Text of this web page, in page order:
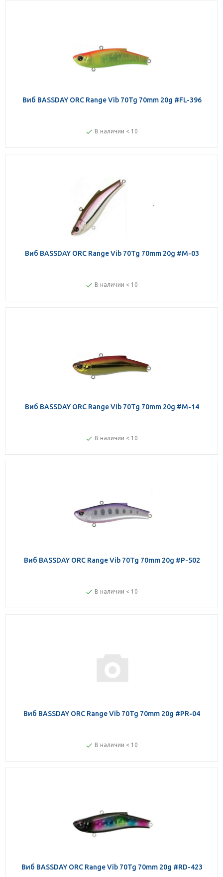
Виб BASSDAY ORC Range Vib 70Tg 70mm 20g #FL-396
В наличии < 10
Виб BASSDAY ORC Range Vib 70Tg 70mm 20g #M-03
В наличии < 10
Виб BASSDAY ORC Range Vib 70Tg 70mm 20g #M-14
В наличии < 10
Виб BASSDAY ORC Range Vib 70Tg 70mm 20g #P-502
В наличии < 10
Виб BASSDAY ORC Range Vib 70Tg 70mm 20g #PR-04
В наличии < 10
Виб BASSDAY ORC Range Vib 70Tg 70mm 20g #RD-423